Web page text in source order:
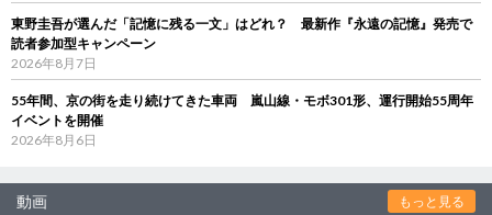
東野圭吾が選んだ「記憶に残る一文」はどれ？ 最新作『永遠の記憶』発売で
読者参加型キャンペーン
2026年8月7日
55年間、京の街を走り続けてきた車両 嵐山線・モボ301形、運行開始55周年
イベントを開催
2026年8月6日
動画 もっと見る